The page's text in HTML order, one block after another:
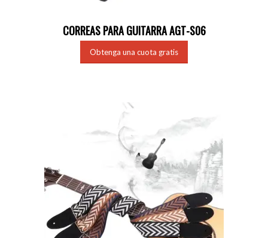
CORREAS PARA GUITARRA AGT-S06
Obtenga una cuota gratis